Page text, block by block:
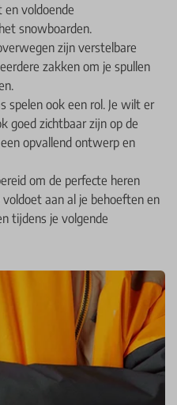
voldoende
snowboarden.
zijn verstelbare
zakken om je spullen
spelen ook een rol. Je wilt er
goed zichtbaar zijn op de
opvallend ontwerp en
om de perfecte heren
aan al je behoeften en
tijdens je volgende